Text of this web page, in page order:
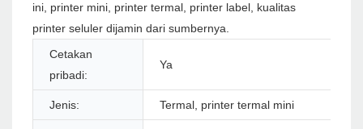
ini, printer mini, printer termal, printer label, kualitas
printer seluler dijamin dari sumbernya.
Cetakan
pribadi:
Ya
Jenis: Termal, printer termal mini